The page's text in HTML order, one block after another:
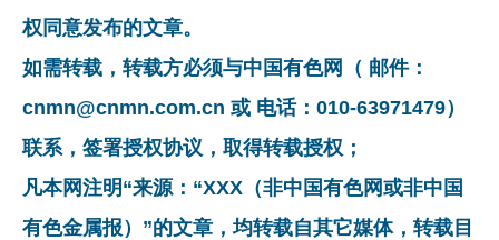
权同意发布的文章。
如需转载，转载方必须与中国有色网（ 邮件：
cnmn@cnmn.com.cn 或 电话：010-63971479）
联系，签署授权协议，取得转载授权；
凡本网注明“来源：“XXX（非中国有色网或非中国
有色金属报）”的文章，均转载自其它媒体，转载目